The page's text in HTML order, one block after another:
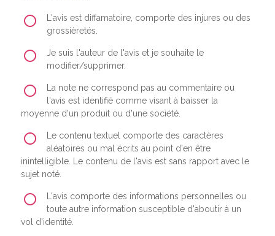
L'avis est diffamatoire, comporte des injures ou des
grossièretés.
Je suis l'auteur de l'avis et je souhaite le
modifier/supprimer.
La note ne correspond pas au commentaire ou
l'avis est identifié comme visant à baisser la
moyenne d'un produit ou d'une société.
Le contenu textuel comporte des caractères
aléatoires ou mal écrits au point d'en être
inintelligible. Le contenu de l'avis est sans rapport avec le
sujet noté.
L'avis comporte des informations personnelles ou
toute autre information susceptible d'aboutir à un
vol d'identité.